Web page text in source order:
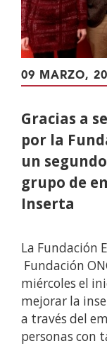
09 MARZO,
Gracias a
por la
un
grupo de
Inserta
La Fundación
Fundación
miércoles el
mejorar la
a través del
personas con